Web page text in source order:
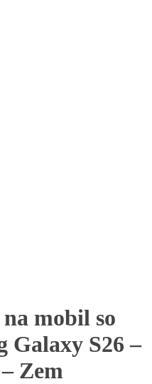
mobil so
Galaxy S26 –
Zem